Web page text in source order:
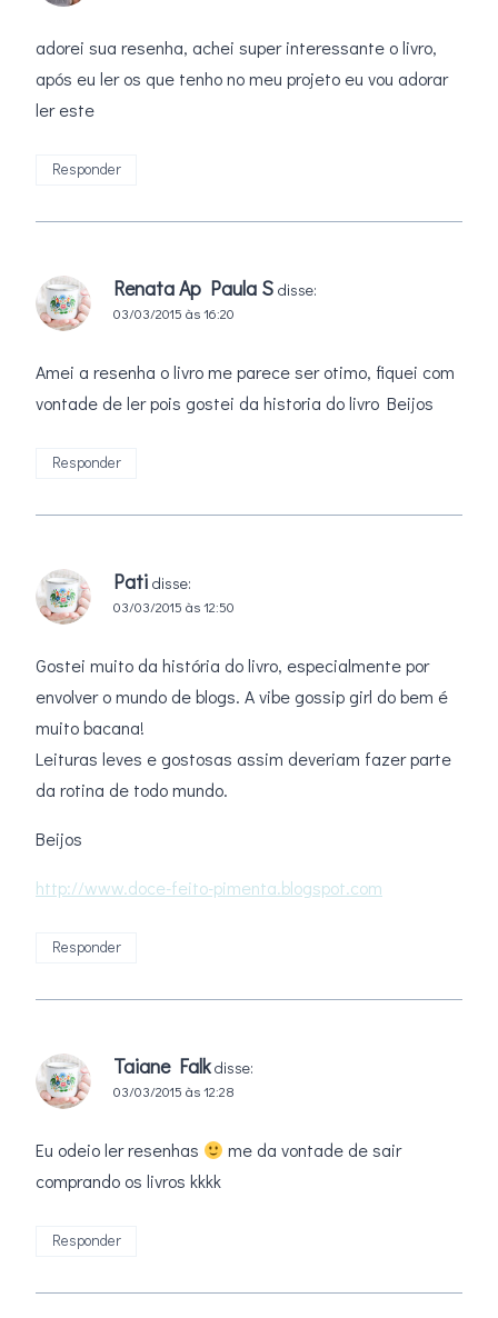
adorei sua resenha, achei super interessante o livro,
após eu ler os que tenho no meu projeto eu vou adorar
ler este
Responder
Renata Ap Paula S disse:
03/03/2015 às 16:20
Amei a resenha o livro me parece ser otimo, fiquei com
vontade de ler pois gostei da historia do livro Beijos
Responder
Pati disse:
03/03/2015 às 12:50
Gostei muito da história do livro, especialmente por
envolver o mundo de blogs. A vibe gossip girl do bem é
muito bacana!
Leituras leves e gostosas assim deveriam fazer parte
da rotina de todo mundo.
Beijos
http://www.doce-feito-pimenta.blogspot.com
Responder
Taiane Falk disse:
03/03/2015 às 12:28
Eu odeio ler resenhas
me da vontade de sair
comprando os livros kkkk
Responder